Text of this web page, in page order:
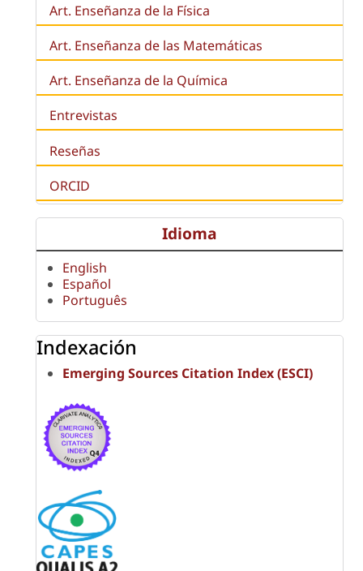
Art. Enseñanza de la Física
Art. Enseñanza de las Matemáticas
Art. Enseñanza de la Química
Entrevistas
Reseñas
ORCID
Idioma
English
Español
Português
Indexación
Emerging Sources Citation Index (ESCI)